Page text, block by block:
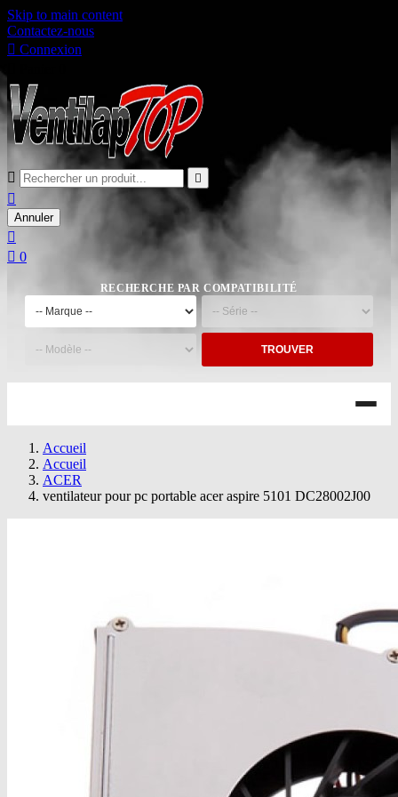
Skip to main content
Contactez-nous
 Connexion
 

Annuler

 0
RECHERCHE PAR COMPATIBILITÉ
TROUVER
Accueil
Accueil
ACER
ventilateur pour pc portable acer aspire 5101 DC28002J00